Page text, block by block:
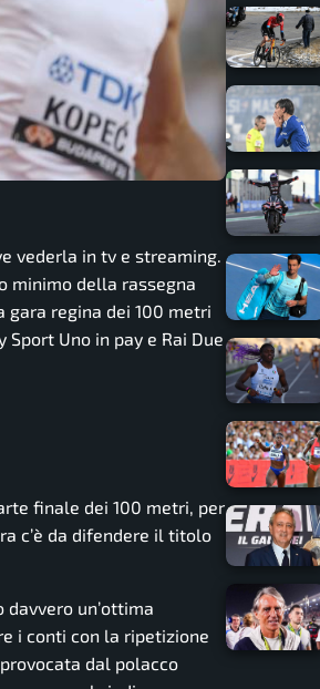
vederla in tv e streaming.
minimo della rassegna
regina dei 100 metri
Uno in pay e Rai Due
finale dei 100 metri, per
c’è da difendere il titolo
un’ottima
i conti con la ripetizione
dal polacco